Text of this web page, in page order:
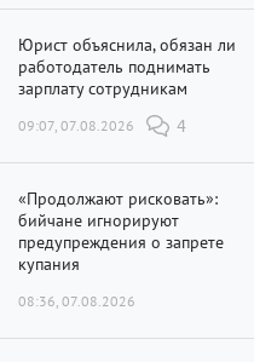
Юрист объяснила, обязан ли
работодатель поднимать
зарплату сотрудникам
09:07, 07.08.2026 4
«Продолжают рисковать»:
бийчане игнорируют
предупреждения о запрете
купания
08:36, 07.08.2026